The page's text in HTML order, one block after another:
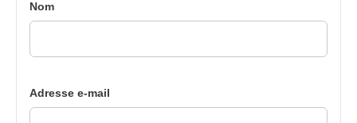
Nom
Adresse e-mail